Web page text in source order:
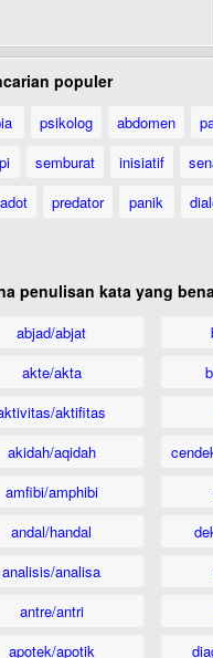
populer
psikolog abdomen
semburat inisiatif
predator panik
penulisan kata yang
abjad/abjat
akte/akta
aktifitas
akidah/aqidah
amfibi/amphibi
andal/handal
analisis/analisa
antre/antri
apotek/apotik